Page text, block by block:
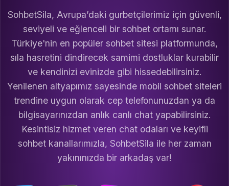
SohbetSila, Avrupa’daki gurbetçilerimiz için güvenli,
seviyeli ve eğlenceli bir sohbet ortamı sunar.
Türkiye'nin en popüler sohbet sitesi platformunda,
sıla hasretini dindirecek samimi dostluklar kurabilir
ve kendinizi evinizde gibi hissedebilirsiniz.
Yenilenen altyapımız sayesinde mobil sohbet siteleri
trendine uygun olarak cep telefonunuzdan ya da
bilgisayarınızdan anlık canlı chat yapabilirsiniz.
Kesintisiz hizmet veren chat odaları ve keyifli
sohbet kanallarımızla, SohbetSila ile her zaman
yakınınızda bir arkadaş var!